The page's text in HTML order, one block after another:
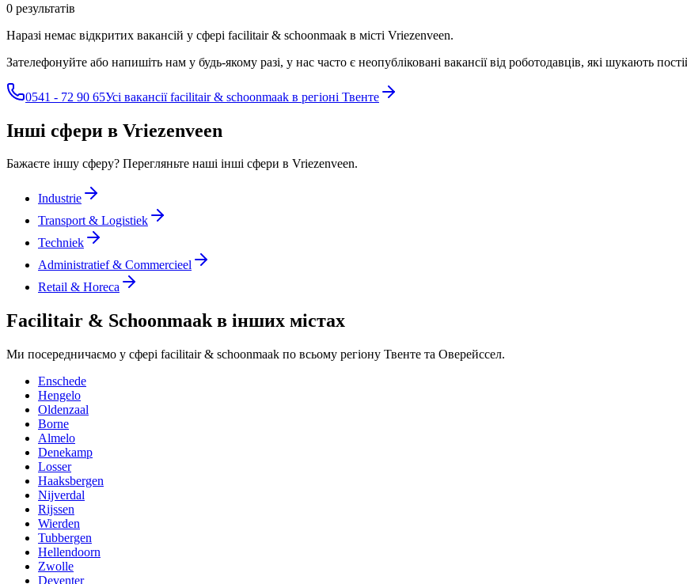
0 результатів
Наразі немає відкритих вакансій у сфері facilitair & schoonmaak в місті Vriezenveen.
Зателефонуйте або напишіть нам у будь-якому разі, у нас часто є неопубліковані вакансії від роботодавців, які шукають
0541 - 72 90 65Усі вакансії facilitair & schoonmaak в регіоні Твенте
Інші сфери в Vriezenveen
Бажаєте іншу сферу? Перегляньте наші інші сфери в Vriezenveen.
Industrie
Transport & Logistiek
Techniek
Administratief & Commercieel
Retail & Horeca
Facilitair & Schoonmaak в інших містах
Ми посередничаємо у сфері facilitair & schoonmaak по всьому регіону Твенте та Оверейссел.
Enschede
Hengelo
Oldenzaal
Borne
Almelo
Denekamp
Losser
Haaksbergen
Nijverdal
Rijssen
Wierden
Tubbergen
Hellendoorn
Zwolle
Deventer